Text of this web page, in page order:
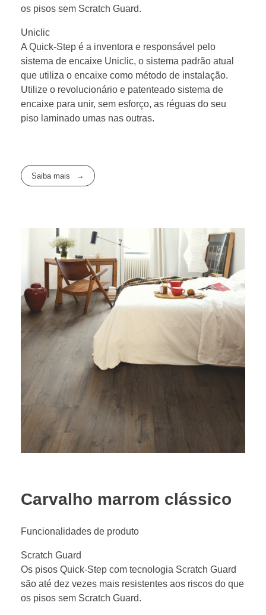
os pisos sem Scratch Guard.
Uniclic
A Quick-Step é a inventora e responsável pelo
sistema de encaixe Uniclic, o sistema padrão atual
que utiliza o encaixe como método de instalação.
Utilize o revolucionário e patenteado sistema de
encaixe para unir, sem esforço, as réguas do seu
piso laminado umas nas outras.
Saiba mais
Carvalho marrom clássico
Funcionalidades de produto
Scratch Guard
Os pisos Quick-Step com tecnologia Scratch Guard
são até dez vezes mais resistentes aos riscos do que
os pisos sem Scratch Guard.